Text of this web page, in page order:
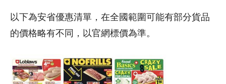
以下為安省優惠清單，在全國範圍可能有部分貨品
的價格略有不同，以官網標價為準。